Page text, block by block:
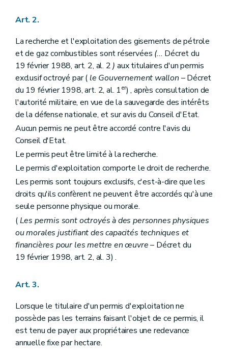
Art. 2.
La recherche et l'exploitation des gisements de pétrole
et de gaz combustibles sont réservées (... Décret du
19 février 1988, art. 2, al. 2) aux titulaires d'un permis
exclusif octroyé par ( le Gouvernement wallon – Décret
du 19 février 1998, art. 2, al. 1er) , après consultation de
l'autorité militaire, en vue de la sauvegarde des intérêts
de la défense nationale, et sur avis du Conseil d'Etat.
Aucun permis ne peut être accordé contre l'avis du
Conseil d'Etat.
Le permis peut être limité à la recherche.
Le permis d'exploitation comporte le droit de recherche.
Les permis sont toujours exclusifs, c'est-à-dire que les
droits qu'ils confèrent ne peuvent être accordés qu'à une
seule personne physique ou morale.
(Les permis sont octroyés à des personnes physiques
ou morales justifiant des capacités techniques et
financières pour les mettre en œuvre– Décret du
19 février 1998, art. 2, al. 3) .
Art. 3.
Lorsque le titulaire d'un permis d'exploitation ne
possède pas les terrains faisant l'objet de ce permis, il
est tenu de payer aux propriétaires une redevance
annuelle fixe par hectare.